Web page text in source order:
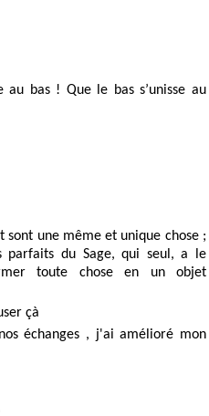
au bas ! Que le bas s’unisse au
sont une même et unique chose ;
parfaits du Sage, qui seul, a le
toute chose en un objet
çà
échanges , j'ai amélioré mon